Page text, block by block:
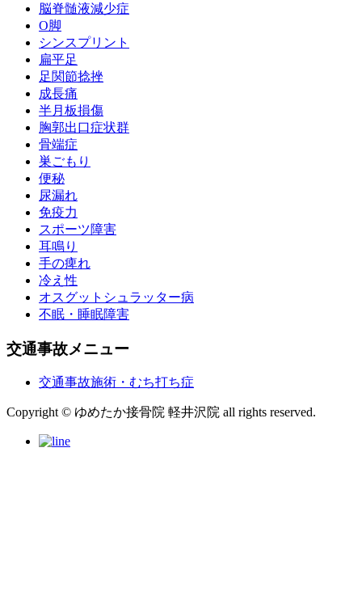
脳脊髄液減少症
O脚
シンスプリント
扁平足
足関節捻挫
成長痛
半月板損傷
胸郭出口症状群
骨端症
巣ごもり
便秘
尿漏れ
免疫力
スポーツ障害
耳鳴り
手の痺れ
冷え性
オスグットシュラッター病
不眠・睡眠障害
交通事故メニュー
交通事故施術・むち打ち症
Copyright © ゆめたか接骨院 軽井沢院 all rights reserved.